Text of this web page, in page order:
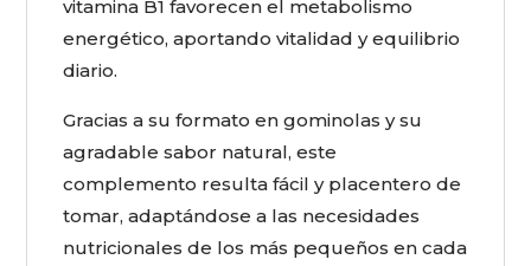
vitamina B1 favorecen el metabolismo
energético, aportando vitalidad y equilibrio
diario.
Gracias a su formato en gominolas y su
agradable sabor natural, este
complemento resulta fácil y placentero de
tomar, adaptándose a las necesidades
nutricionales de los más pequeños en cada